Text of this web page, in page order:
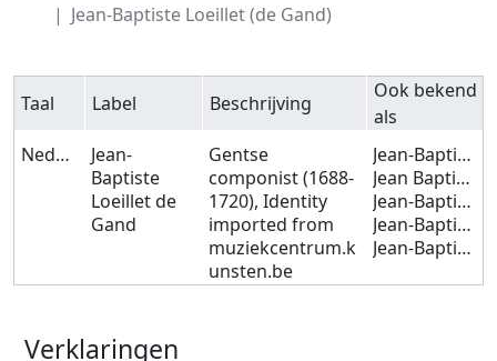
Jean-Baptiste Loeillet (de Gand)
Taal Label Beschrijving
Ook bekend
als
Nederlands
Jean-
Baptiste
Loeillet de
Gand
Gentse
componist (1688-
1720), Identity
imported from
muziekcentrum.k
unsten.be
Jean-Baptiste Loeillet
Jean Baptiste Loeillet (de Gand)
Jean-Baptiste Loeillet de Gand
Jean-Baptiste Loeillet (de Gant)
Jean-Baptiste Loeillet (de Gand)
Verklaringen